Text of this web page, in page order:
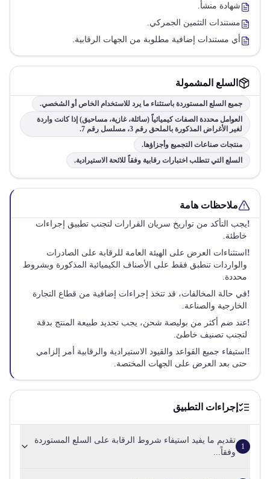
شهادة منشأ.
مستندات التثمين الجمركي.
أي مستندات إضافية مطلوبة من الجهات الرقابية.
السلع المشمولة
جميع السلع المستوردة باستثناء ما يرد للاستخدام الخاص أو الشخصي.
العوامل محددة الصفات كيميائياً (سائلة، غازية، مساحيق) إذا كانت واردة
لغير الأغراض المذكورة بالملحق رقم 3، مسلسل رقم 7.
منتجات صناعات التجميع وأجزاؤها.
السلع التي تتطلب اختبارات رقابية وفقاً للائحة الاستيرادية.
ملاحظات هامة
!يجب التأكد من تواريخ سريان القرارات لتجنب تطبيق إجراءات
خاطئة.
! استثناءات العرض على الهيئة العامة للرقابة على الصادرات
والواردات تنطبق فقط على الأصناف الكيميائية المذكورة وبشروط
محددة.
!في حالة المخالفات، قد تتخذ إجراءات إضافية من قطاع التجارة
الخارجية والصناعة.
!عند ضم أكثر من بوليصة شحن، يجب تحديد طبيعة المنتج بدقة
لتجنب تصنيف خاطئ.
! استيفاء جميع القواعد والقيود الاستيرادية والرقابية أمر إلزامي
حتى بعد العرض على الجهات المختصة.
إجراءات التطبيق
1
تقديم ما يفيد استيفاء شروط الرقابة على السلع المستوردة
وفقاً...